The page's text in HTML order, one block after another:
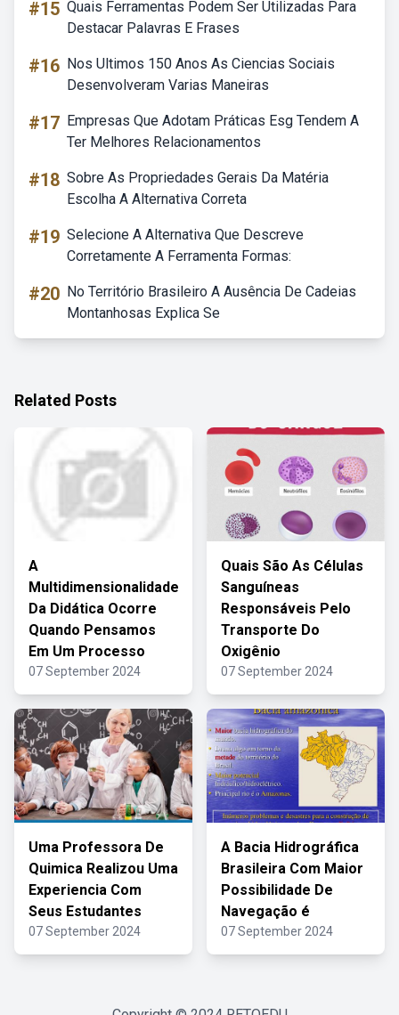
#15 Quais Ferramentas Podem Ser Utilizadas Para
Destacar Palavras E Frases
#16 Nos Ultimos 150 Anos As Ciencias Sociais
Desenvolveram Varias Maneiras
#17 Empresas Que Adotam Práticas Esg Tendem A
Ter Melhores Relacionamentos
#18 Sobre As Propriedades Gerais Da Matéria
Escolha A Alternativa Correta
#19 Selecione A Alternativa Que Descreve
Corretamente A Ferramenta Formas:
#20 No Território Brasileiro A Ausência De Cadeias
Montanhosas Explica Se
Related Posts
A
Multidimensionalidade
Da Didática Ocorre
Quando Pensamos
Em Um Processo
07 September 2024
Quais São As Células
Sanguíneas
Responsáveis Pelo
Transporte Do
Oxigênio
07 September 2024
Uma Professora De
Quimica Realizou Uma
Experiencia Com
Seus Estudantes
07 September 2024
A Bacia Hidrográfica
Brasileira Com Maior
Possibilidade De
Navegação é
07 September 2024